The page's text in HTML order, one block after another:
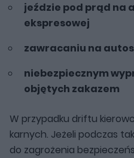
jeździe pod prąd na
ekspresowej
zawracaniu na
niebezpiecznym
objętych zakazem
W przypadku driftu
karnych. Jeżeli podczas
do zagrożenia